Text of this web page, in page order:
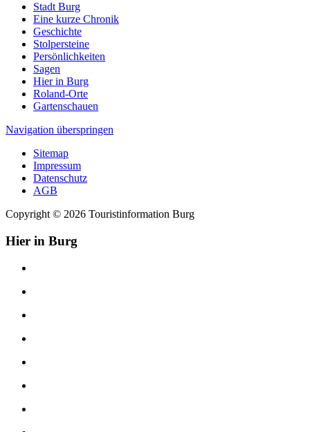
Stadt Burg
Eine kurze Chronik
Geschichte
Stolpersteine
Persönlichkeiten
Sagen
Hier in Burg
Roland-Orte
Gartenschauen
Navigation überspringen
Sitemap
Impressum
Datenschutz
AGB
Copyright © 2026 Touristinformation Burg
Hier in Burg